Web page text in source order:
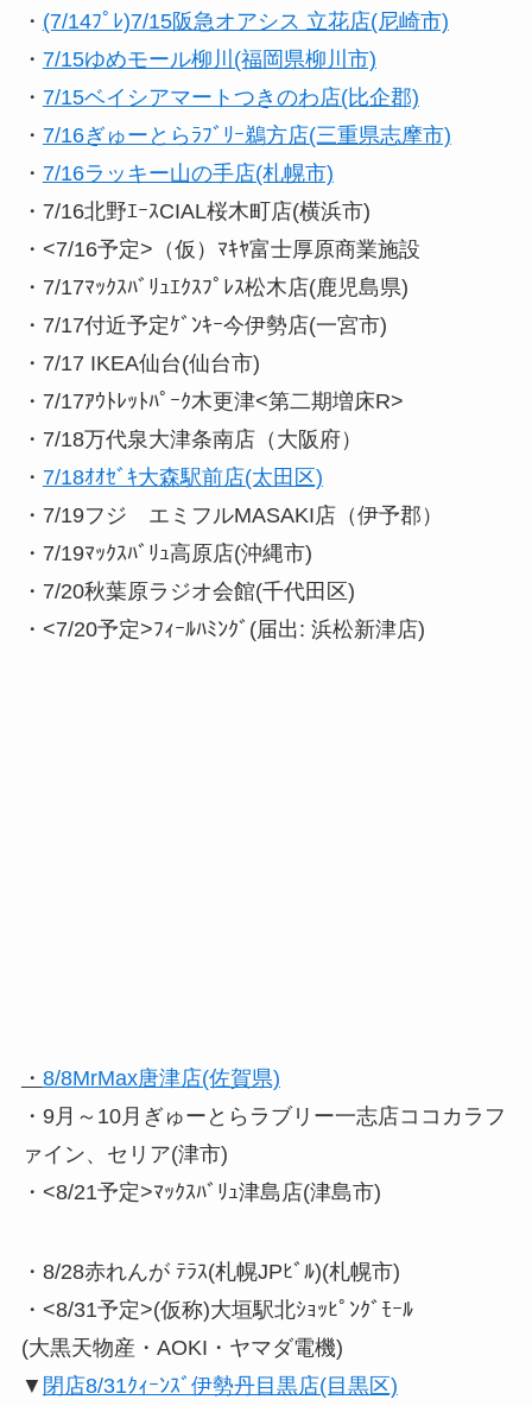
・ (7/14ﾌﾟﾚ)7/15阪急オアシス 立花店(尼崎市)
・ 7/15ゆめモール柳川(福岡県柳川市)
・ 7/15ベイシアマートつきのわ店(比企郡)
・ 7/16ぎゅーとらﾗﾌﾞﾘｰ鵜方店(三重県志摩市)
・ 7/16ラッキー山の手店(札幌市)
・7/16北野ｴｰｽCIAL桜木町店(横浜市)
・<7/16予定>（仮）ﾏｷﾔ富士厚原商業施設
・7/17ﾏｯｸｽﾊﾞﾘｭｴｸｽﾌﾟﾚｽ松木店(鹿児島県)
・7/17付近予定ｹﾞﾝｷｰ今伊勢店(一宮市)
・7/17 IKEA仙台(仙台市)
・7/17ｱｳﾄﾚｯﾄﾊﾟｰｸ木更津<第二期増床R>
・7/18万代泉大津条南店（大阪府）
・ 7/18ｵｵｾﾞｷ大森駅前店(太田区)
・7/19フジ エミフルMASAKI店（伊予郡）
・7/19ﾏｯｸｽﾊﾞﾘｭ高原店(沖縄市)
・7/20秋葉原ラジオ会館(千代田区)
・<7/20予定>ﾌｨｰﾙﾊﾐﾝｸﾞ(届出: 浜松新津店)
・ 8/8MrMax唐津店(佐賀県)
・9月～10月ぎゅーとらラブリー一志店ココカラフ
ァイン、セリア(津市)
・<8/21予定>ﾏｯｸｽﾊﾞﾘｭ津島店(津島市)
・8/28赤れんが ﾃﾗｽ(札幌JPﾋﾞﾙ)(札幌市)
・<8/31予定>(仮称)大垣駅北ｼｮｯﾋﾟﾝｸﾞﾓｰﾙ
(大黒天物産・AOKI・ヤマダ電機)
▼ 閉店8/31ｸｨｰﾝｽﾞ伊勢丹目黒店(目黒区)